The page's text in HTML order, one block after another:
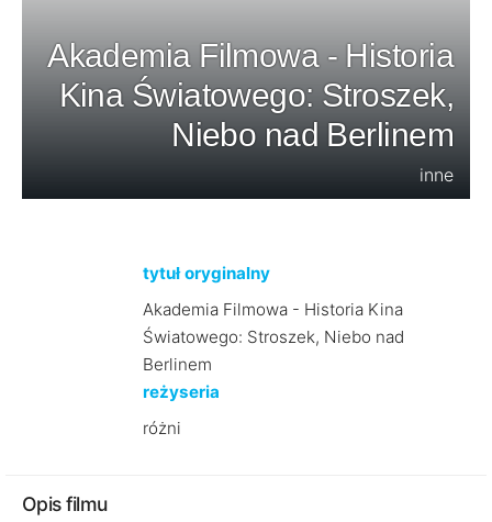
Akademia Filmowa - Historia
Kina Światowego: Stroszek,
Niebo nad Berlinem
inne
tytuł oryginalny
Akademia Filmowa - Historia Kina
Światowego: Stroszek, Niebo nad
Berlinem
reżyseria
różni
Opis filmu